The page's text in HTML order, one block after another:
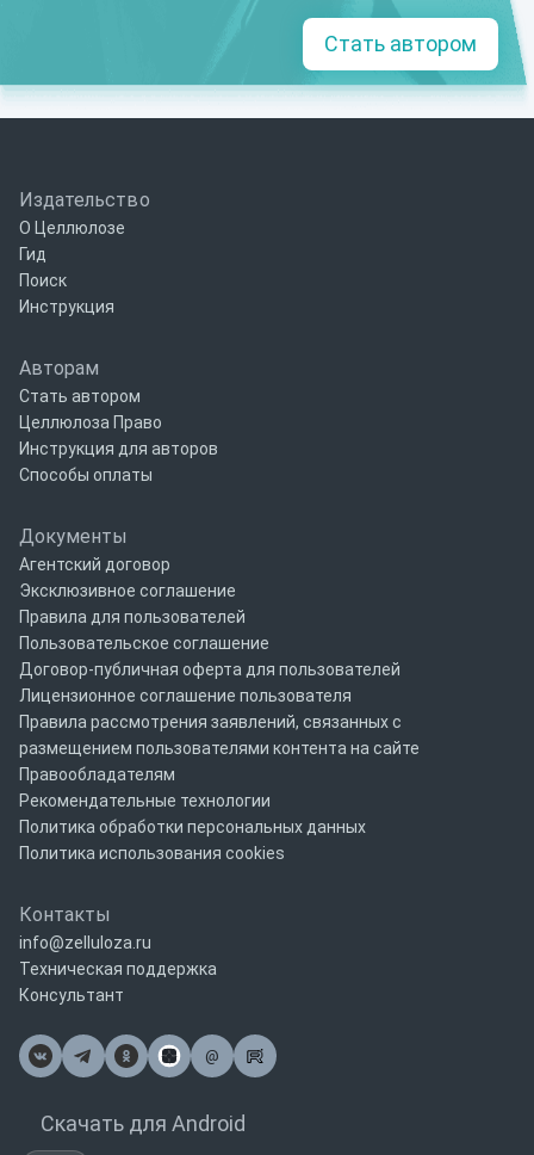
Стать автором
Издательство
О Целлюлозе
Гид
Поиск
Инструкция
Авторам
Стать автором
Целлюлоза Право
Инструкция для авторов
Способы оплаты
Документы
Агентский договор
Эксклюзивное соглашение
Правила для пользователей
Пользовательское соглашение
Договор-публичная оферта для пользователей
Лицензионное соглашение пользователя
Правила рассмотрения заявлений, связанных с
размещением пользователями контента на сайте
Правообладателям
Рекомендательные технологии
Политика обработки персональных данных
Политика использования cookies
Контакты
info@zelluloza.ru
Техническая поддержка
Консультант
@
Почта
Скачать для Android